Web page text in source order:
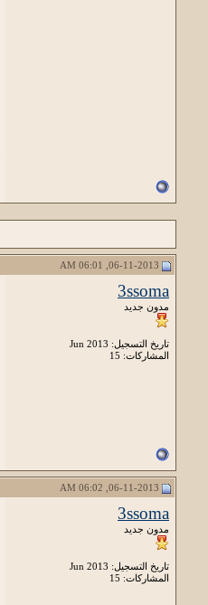
3ssoma
مدون جديد
تاريخ التسجيل: Jun 2013
المشاركات: 15
3ssoma
مدون جديد
تاريخ التسجيل: Jun 2013
المشاركات: 15